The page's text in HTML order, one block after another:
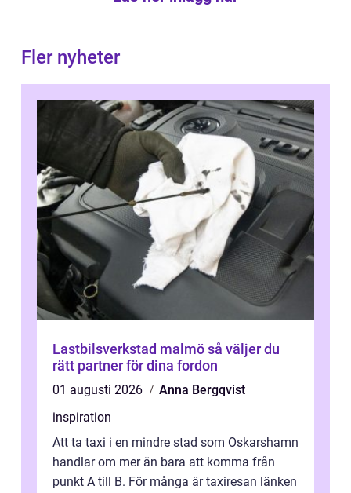
Fler nyheter
Lastbilsverkstad malmö så väljer du
rätt partner för dina fordon
01 augusti 2026
Anna Bergqvist
inspiration
Att ta taxi i en mindre stad som Oskarshamn
handlar om mer än bara att komma från
punkt A till B. För många är taxiresan länken